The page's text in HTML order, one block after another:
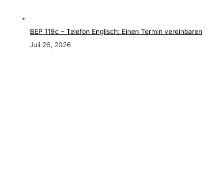
BEP 119c – Telefon Englisch: Einen Termin vereinbaren
Juli 26, 2026